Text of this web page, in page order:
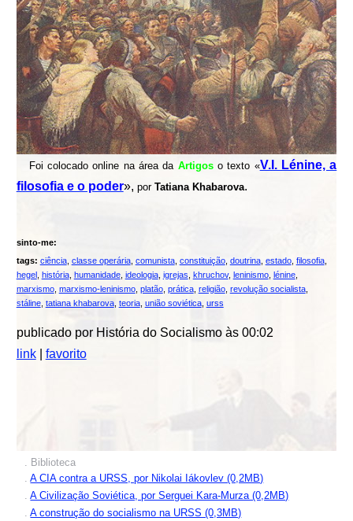
Foi colocado online na áreada Artigoso texto «V.I. Lénine, a
filosofia e o poder», porTatiana Khabarova.
sinto-me:
tags: ciência, classe operária, comunista, constituição, doutrina, estado, filosofia,
hegel, história, humanidade, ideologia, igrejas khruchov, leninismo, lénine,
marxismo, marxismo-leninismo, platão, prática, religião, revolução socialista,
stáline, tatiana khabarova, teoria, união soviética, urss
publicado por História do Socialismo às 00:02
link| favorito
. Biblioteca
.A CIA contra a URSS, por Nikolai Iákovlev (0,2MB)
.A Civilização Soviética, por Serguei Kara-Murza (0,2MB)
.A construção do socialismo na URSS (0,3MB)